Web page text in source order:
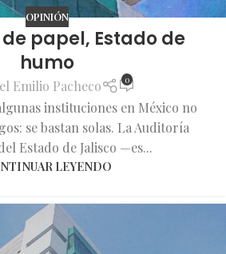
OPINIÓN
papel, Estado de
humo
Emilio Pacheco 0
instituciones en México no
se bastan solas. La Auditoría
Estado de Jalisco —es...
LEYENDO